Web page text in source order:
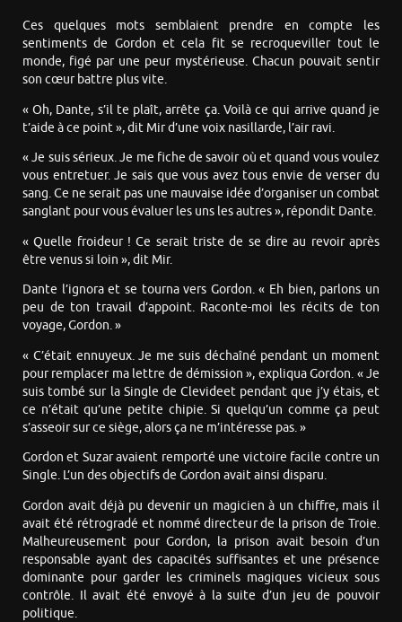
Ces quelques mots semblaient prendre en compte les
sentiments de Gordon et cela fit se recroqueviller tout le
monde, figé par une peur mystérieuse. Chacun pouvait sentir
son cœur battre plus vite.
« Oh, Dante, s’il te plaît, arrête ça. Voilà ce qui arrive quand je
t’aide à ce point », dit Mir d’une voix nasillarde, l’air ravi.
« Je suis sérieux. Je me fiche de savoir où et quand vous voulez
vous entretuer. Je sais que vous avez tous envie de verser du
sang. Ce ne serait pas une mauvaise idée d’organiser un combat
sanglant pour vous évaluer les uns les autres », répondit Dante.
« Quelle froideur ! Ce serait triste de se dire au revoir après
être venus si loin », dit Mir.
Dante l’ignora et se tourna vers Gordon. « Eh bien, parlons un
peu de ton travail d’appoint. Raconte-moi les récits de ton
voyage, Gordon. »
« C’était ennuyeux. Je me suis déchaîné pendant un moment
pour remplacer ma lettre de démission », expliqua Gordon. « Je
suis tombé sur la Single de Clevideet pendant que j’y étais, et
ce n’était qu’une petite chipie. Si quelqu’un comme ça peut
s’asseoir sur ce siège, alors ça ne m’intéresse pas. »
Gordon et Suzar avaient remporté une victoire facile contre un
Single. L’un des objectifs de Gordon avait ainsi disparu.
Gordon avait déjà pu devenir un magicien à un chiffre, mais il
avait été rétrogradé et nommé directeur de la prison de Troie.
Malheureusement pour Gordon, la prison avait besoin d’un
responsable ayant des capacités suffisantes et une présence
dominante pour garder les criminels magiques vicieux sous
contrôle. Il avait été envoyé à la suite d’un jeu de pouvoir
politique.